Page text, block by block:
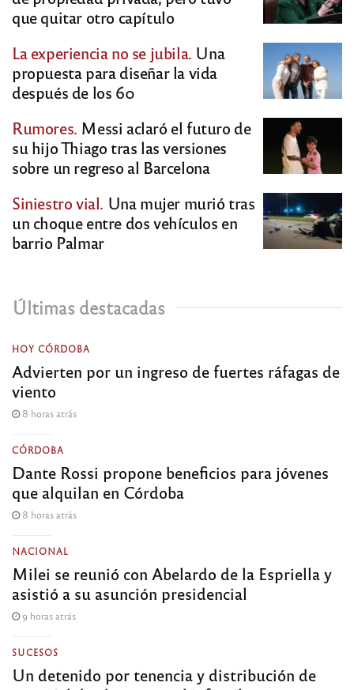
que quitar otro capítulo
La experiencia no se jubila. Una
propuesta para diseñar la vida
después de los 60
Rumores. Messi aclaró el futuro de
su hijo Thiago tras las versiones
sobre un regreso al Barcelona
Siniestro vial. Una mujer murió tras
un choque entre dos vehículos en
barrio Palmar
Últimas destacadas
HOY CÓRDOBA
Advierten por un ingreso de fuertes ráfagas de
viento
8 horas atrás
CÓRDOBA
Dante Rossi propone beneficios para jóvenes
que alquilan en Córdoba
8 horas atrás
NACIONAL
Milei se reunió con Abelardo de la Espriella y
asistió a su asunción presidencial
9 horas atrás
SUCESOS
Un detenido por tenencia y distribución de